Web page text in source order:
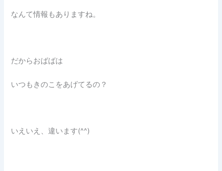
なんて情報もありますね。
だからおばばは
いつもきのこをあげてるの？
いえいえ、違います(^^)